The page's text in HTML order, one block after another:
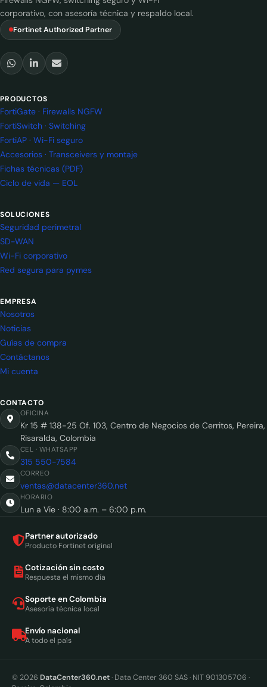
corporativo, con asesoría técnica y respaldo local.
Fortinet Authorized Partner
PRODUCTOS
FortiGate · Firewalls NGFW
FortiSwitch · Switching
FortiAP · Wi-Fi seguro
Accesorios · Transceivers y montaje
Fichas técnicas (PDF)
Ciclo de vida — EOL
SOLUCIONES
Seguridad perimetral
SD-WAN
Wi-Fi corporativo
Red segura para pymes
EMPRESA
Nosotros
Noticias
Guías de compra
Contáctanos
Mi cuenta
CONTACTO
OFICINA
Kr 15 # 138-25 Of. 103, Centro de Negocios de Cerritos, Pereira,
Risaralda, Colombia
CEL · WHATSAPP
315 550-7584
CORREO
ventas@datacenter360.net
HORARIO
Lun a Vie · 8:00 a.m. – 6:00 p.m.
Partner autorizado
Producto Fortinet original
Cotización sin costo
Respuesta el mismo día
Soporte en Colombia
Asesoría técnica local
Envío nacional
A todo el país
© 2026 DataCenter360.net· Data Center 360 SAS · NIT 901305706 ·